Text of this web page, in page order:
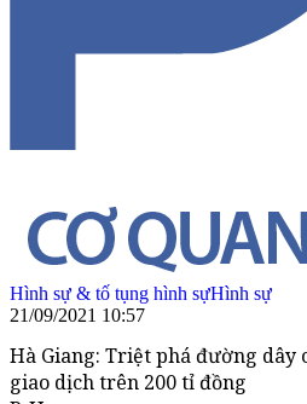
Hình sự & tố tụng hình sựHình sự
21/09/2021 10:57
Hà Giang: Triệt phá đường dây
giao dịch trên 200 tỉ đồng